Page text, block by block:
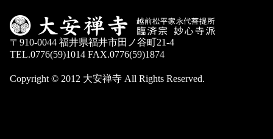
〒910-0044 福井県福井市田ノ谷町21-4
TEL.0776(59)1014 FAX.0776(59)1874
Copyright © 2012 大安禅寺 All Rights Reserved.